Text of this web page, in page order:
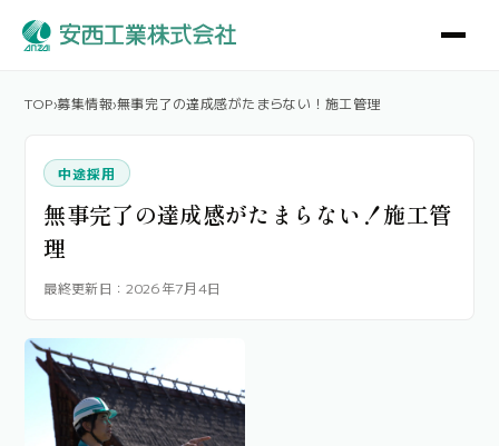
TOP›募集情報›無事完了の達成感がたまらない！施工管理
中途採用
無事完了の達成感がたまらない！施工管
理
最終更新日：2026年7月4日